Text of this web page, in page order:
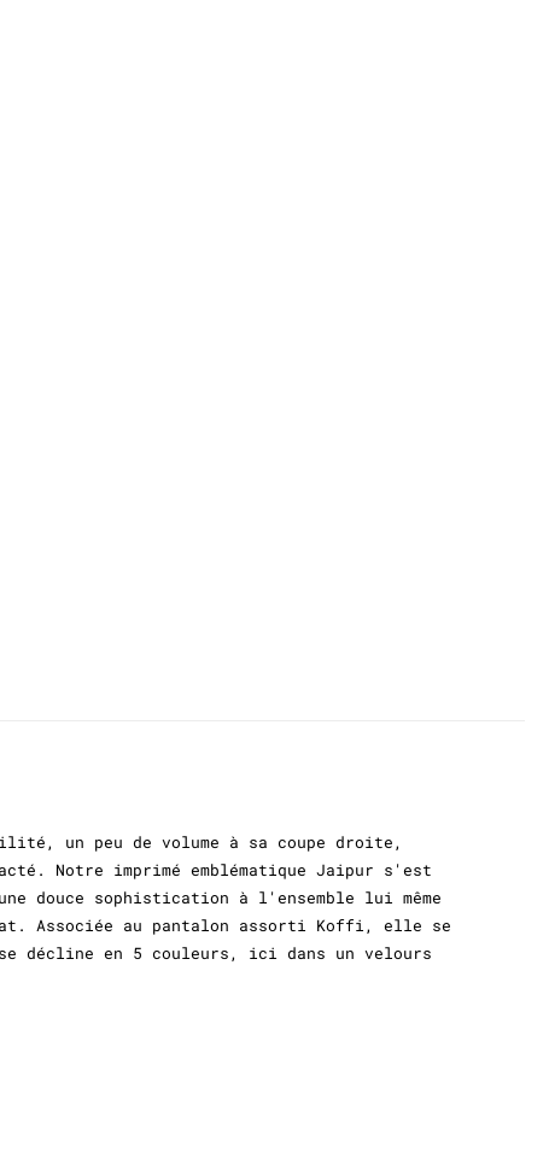
un peu de volume à sa coupe droite,
Notre imprimé emblématique Jaipur s'est
douce sophistication à l'ensemble lui même
Associée au pantalon assorti Koffi, elle se
décline en 5 couleurs, ici dans un velours